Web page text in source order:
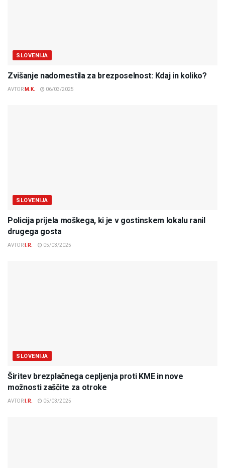
SLOVENIJA
Zvišanje nadomestila za brezposelnost: Kdaj in koliko?
AVTOR M.K. 06/03/2025
SLOVENIJA
Policija prijela moškega, ki je v gostinskem lokalu ranil
drugega gosta
AVTOR I.R. 05/03/2025
SLOVENIJA
Širitev brezplačnega cepljenja proti KME in nove
možnosti zaščite za otroke
AVTOR I.R. 05/03/2025